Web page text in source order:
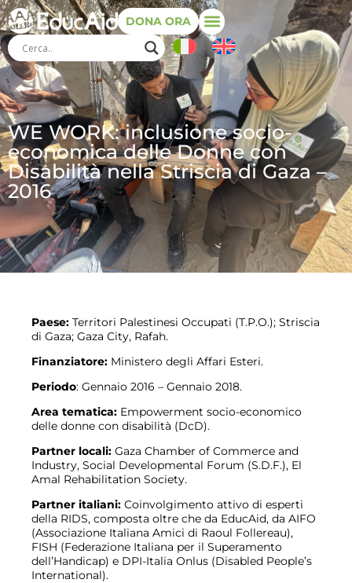
DONA ORA
WE WORK: inclusione socio-
economica delle Donne con
Disabilità nella Striscia di Gaza –
2016
Paese: Territori Palestinesi Occupati (T.P.O.); Striscia
di Gaza; Gaza City, Rafah.
Finanziatore: Ministero degli Affari Esteri.
Periodo: Gennaio 2016 – Gennaio 2018.
Area tematica: Empowerment socio-economico
delle donne con disabilità (DcD).
Partner locali: Gaza Chamber of Commerce and
Industry, Social Developmental Forum (S.D.F.), El
Amal Rehabilitation Society.
Partner italiani: Coinvolgimento attivo di esperti
della RIDS, composta oltre che da EducAid, da AIFO
(Associazione Italiana Amici di Raoul Follereau),
FISH (Federazione Italiana per il Superamento
dell’Handicap) e DPI-Italia Onlus (Disabled People’s
International).